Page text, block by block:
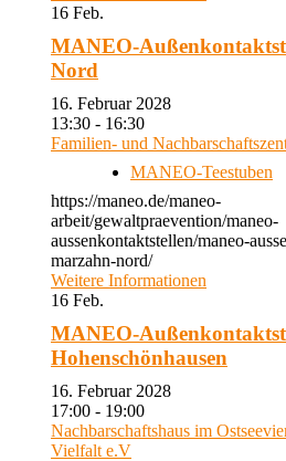
16 Feb.
MANEO-
Nord
16. Februar 2028
13:30 - 16:30
Familien- und
MANEO-Teestuben
https://maneo.de/maneo-
arbeit/gewaltpraevention/maneo-
aussenkontaktstellen/maneo-
marzahn-nord/
Weitere Informationen
16 Feb.
MANEO-
Hohenschönhausen
16. Februar 2028
17:00 - 19:00
Nachbarschaftshaus im
Vielfalt e.V